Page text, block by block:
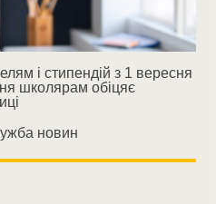
і стипендій з 1 вересня
школярам обіцяє
новин